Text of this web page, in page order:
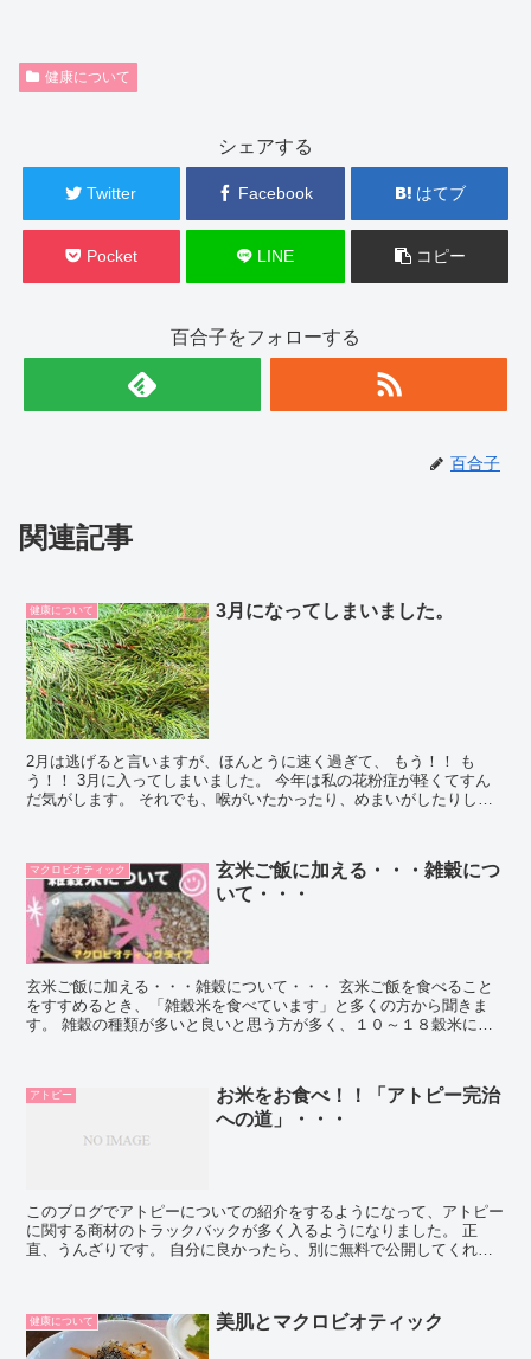
健康について
シェアする
Twitter Facebook はてブ
Pocket LINE コピー
百合子をフォローする
百合子
関連記事
健康について 3月になってしまいました。
2月は逃げると言いますが、ほんとうに速く過ぎて、 もう！！ も
う！！ 3月に入ってしまいました。 今年は私の花粉症が軽くてすん
だ気がします。 それでも、喉がいたかったり、めまいがしたりしま
マクロビオティック
玄米ご飯に加える・・・雑穀につ
いて・・・
玄米ご飯に加える・・・雑穀について・・・ 玄米ご飯を食べること
をすすめるとき、「雑穀米を食べています」と多くの方から聞きま
す。 雑穀の種類が多いと良いと思う方が多く、１０～１８穀米に人
アトピー
お米をお食べ！！「アトピー完治
への道」・・・
このブログでアトピーについての紹介をするようになって、アトピー
に関する商材のトラックバックが多く入るようになりました。 正
直、うんざりです。 自分に良かったら、別に無料で公開してくれた
健康について 美肌とマクロビオティック